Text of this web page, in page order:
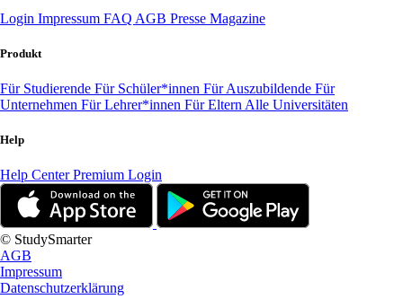
Login Impressum FAQ AGB Presse Magazine
Produkt
Für Studierende Für Schüler*innen Für Auszubildende Für
Unternehmen Für Lehrer*innen Für Eltern Alle Universitäten
Help
Help CenterPremium Login
© StudySmarter
AGB
Impressum
Datenschutzerklärung